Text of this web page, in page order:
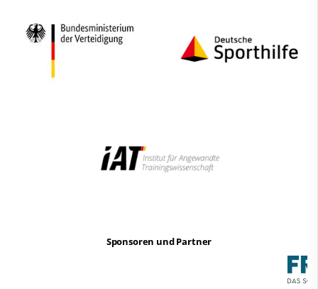
Sponsoren und Partner